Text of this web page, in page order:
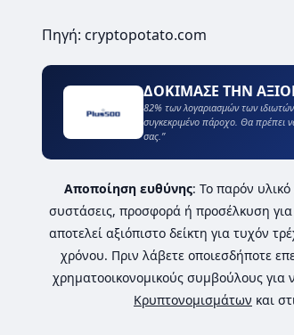
Πηγή: cryptopotato.com
ΔΟΚΙΜΑΣΕ ΤΗΝ
82% των λογαριασμών των
συγκεκριμένο πάροχο. Θα πρέπει
σας.”
Αποποίηση ευθύνης: Το παρόν υλικό
συστάσεις, προσφορά ή προσέλκυση
αποτελεί αξιόπιστο δείκτη για τυχόν
χρόνου. Πριν λάβετε οποιεσδήποτε
χρηματοοικονομικούς συμβούλους για
Κρυπτονομισμάτων και